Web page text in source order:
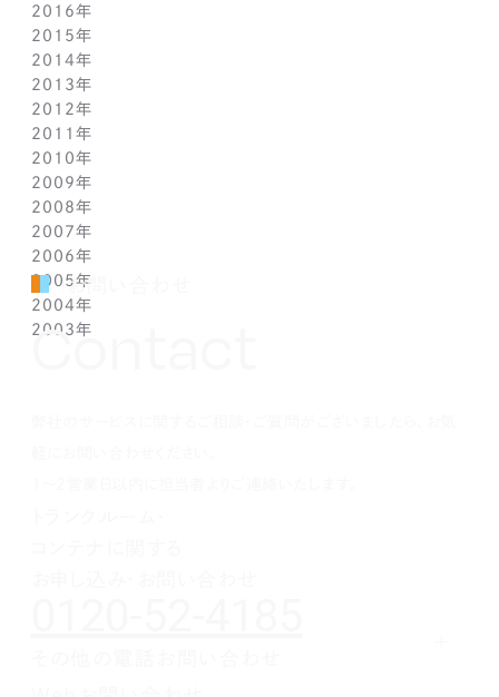
4月(1)
3月(1)
2月(1)
1月(2)
4月(1)
3月(1)
2月(1)
1月(2)
5月(1)
4月(1)
3月(1)
2月(1)
1月(2)
6月(1)
5月(1)
4月(1)
3月(2)
1月(2)
7月(1)
6月(1)
5月(1)
4月(1)
3月(1)
2月(1)
1月(2)
6月(2)
5月(2)
4月(3)
3月(2)
2月(1)
9月(2)
7月(1)
6月(2)
4月(1)
3月(1)
2月(1)
1月(1)
11月(1)
10月(1)
9月(2)
8月(1)
7月(1)
5月(1)
4月(1)
3月(1)
2月(1)
1月(1)
12月(1)
11月(1)
10月(1)
9月(1)
8月(1)
7月(1)
6月(1)
5月(1)
4月(1)
3月(1)
2月(1)
1月(1)
2016年
12月(1)
11月(1)
10月(1)
9月(1)
8月(1)
7月(1)
6月(1)
5月(1)
4月(1)
3月(1)
2月(1)
1月(1)
2015年
12月(1)
11月(1)
10月(1)
9月(1)
8月(1)
7月(1)
6月(1)
5月(1)
4月(1)
3月(1)
2月(1)
1月(1)
2014年
12月(1)
11月(1)
10月(1)
9月(1)
8月(1)
7月(1)
6月(1)
5月(1)
4月(1)
3月(1)
2月(1)
2013年
12月(1)
11月(1)
10月(1)
9月(1)
8月(1)
7月(1)
6月(1)
5月(1)
4月(1)
3月(1)
2012年
12月(1)
11月(1)
10月(1)
9月(1)
8月(1)
7月(1)
6月(1)
5月(1)
4月(1)
2011年
12月(1)
11月(1)
10月(1)
9月(1)
8月(1)
7月(1)
6月(1)
5月(1)
2010年
12月(1)
11月(1)
10月(1)
9月(1)
8月(1)
7月(1)
6月(1)
2009年
12月(1)
11月(1)
10月(1)
9月(1)
8月(1)
7月(1)
2008年
12月(1)
11月(1)
10月(1)
9月(1)
8月(1)
2007年
12月(1)
11月(1)
10月(1)
9月(1)
2006年
12月(1)
11月(1)
10月(1)
2005年
12月(1)
11月(1)
2004年
12月(1)
2003年
お問い合わせ
Contact